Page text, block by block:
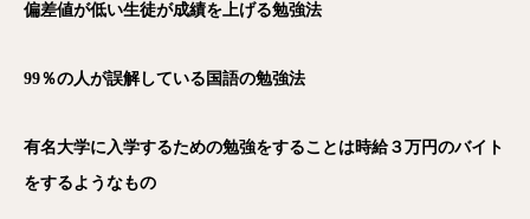
偏差値が低い生徒が成績を上げる勉強法
99％の人が誤解している国語の勉強法
有名大学に入学するための勉強をすることは時給３万円のバイト
をするようなもの